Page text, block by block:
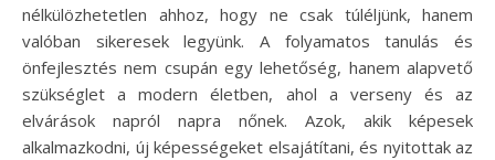
nélkülözhetetlen ahhoz, hogy ne csak túléljünk, hanem
valóban sikeresek legyünk. A folyamatos tanulás és
önfejlesztés nem csupán egy lehetőség, hanem alapvető
szükséglet a modern életben, ahol a verseny és az
elvárások napról napra nőnek. Azok, akik képesek
alkalmazkodni, új képességeket elsajátítani, és nyitottak az